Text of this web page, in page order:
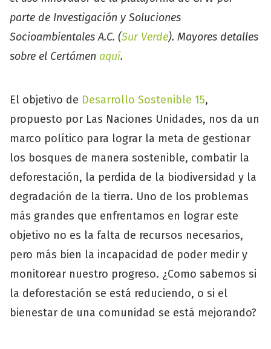
parte de Investigación y Soluciones
Socioambientales A.C. (Sur Verde). Mayores detalles
sobre el Certámen aquí.
El objetivo de Desarrollo Sostenible 15,
propuesto por Las Naciones Unidades, nos da un
marco político para lograr la meta de gestionar
los bosques de manera sostenible, combatir la
deforestación, la perdida de la biodiversidad y la
degradación de la tierra. Uno de los problemas
más grandes que enfrentamos en lograr este
objetivo no es la falta de recursos necesarios,
pero más bien la incapacidad de poder medir y
monitorear nuestro progreso. ¿Como sabemos si
la deforestación se está reduciendo, o si el
bienestar de una comunidad se está mejorando?